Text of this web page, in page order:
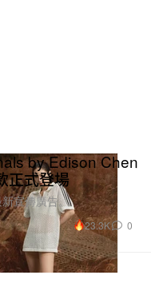
by Edison Chen
正式登場
宣傳廣告。
23.3K 0